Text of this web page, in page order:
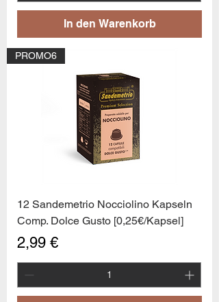
In den Warenkorb
PROMO6
12 Sandemetrio Nocciolino Kapseln
Comp. Dolce Gusto [0,25€/Kapsel]
Preis
2,99 €